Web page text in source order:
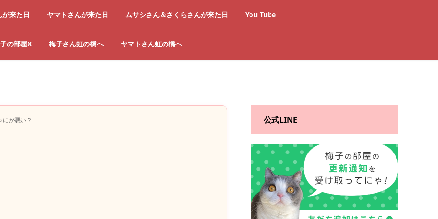
来た日 ヤマトさんが来た日 ムサシさん＆さくらさんが来た日 You Tube
の部屋X 梅子さん虹の橋へ ヤマトさん虹の橋へ
にが悪い？ 公式LINE